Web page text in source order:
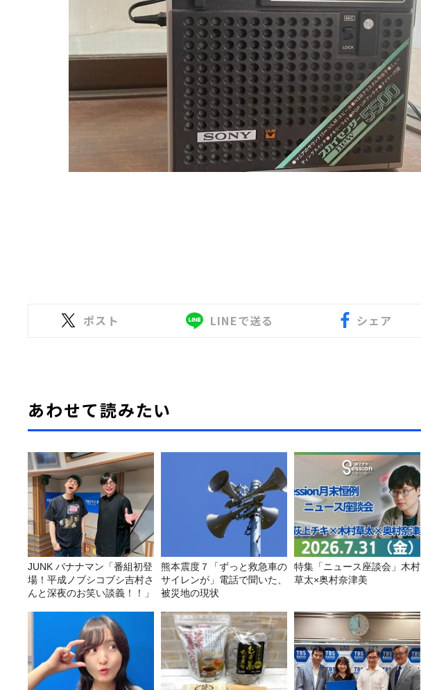
ポスト LINEで送る シェア
あわせて読みたい
JUNK バナナマン「番組初登
場！平成ノブシコブシ吉村さ
んと深夜のお笑い談義！！」
熊本震度７「ずっと救急車の
サイレンが」電話で聞いた、
被災地の現状
特集「ニュース座談会」木村
草太×奥村奈津美